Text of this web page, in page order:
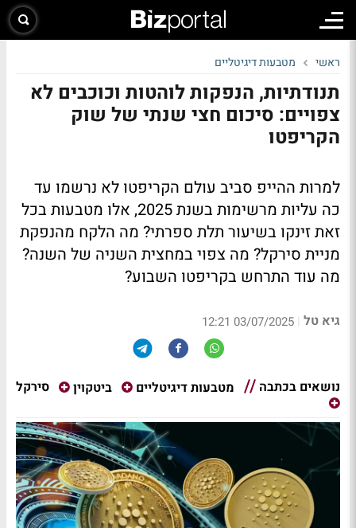
ראשי מטבעות דיגיטליים
תנודתיות, הנפקות לוהטות וכוכבים לא
צפויים: סיכום חצי שנתי של שוק
הקריפטו
למרות ההייפ סביב עולם הקריפטו לא נרשמו עד
כה עליות מרשימות בשנת 2025, אלו מטבעות בכל
זאת זינקו בשיעור תלת ספרתי? מה הלקח מהנפקת
מניית סירקל? מה צפוי במחצית השניה של השנה?
מה עוד התרחש בקריפטו השבוע?
גיא טל |
03/07/2025 12:21
נושאים בכתבה מטבעות דיגיטליים ביטקוין סירקל